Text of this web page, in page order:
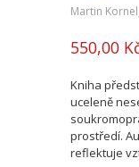
Martin Kornel,
550,00
Kniha
uceleně
prostředí.
reflektuje